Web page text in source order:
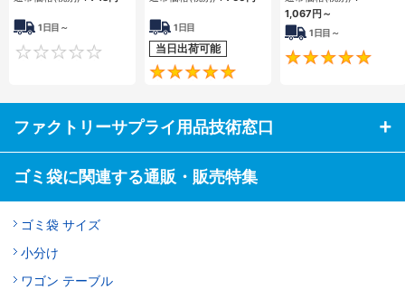
1日目～
0
1日目
当日出荷可能
1,067円～
1日目～
ファクトリーサプライ用品技術窓口
ゴミ袋に関連する通販・販売特集
ゴミ袋 サイズ
小分け
ワゴン テーブル